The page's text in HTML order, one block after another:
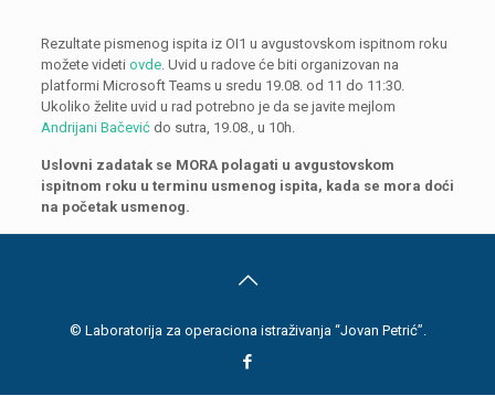
Rezultate pismenog ispita iz OI1 u avgustovskom ispitnom roku
možete videti ovde. Uvid u radove će biti organizovan na
platformi Microsoft Teams u sredu 19.08. od 11 do 11:30.
Ukoliko želite uvid u rad potrebno je da se javite mejlom
Andrijani Bačevićdo sutra, 19.08., u 10h.
Uslovni zadatak se MORA polagati u avgustovskom
ispitnom roku u terminu usmenog ispita, kada se mora doći
na početak usmenog.
© Laboratorija za operaciona istraživanja “Jovan Petrić”.